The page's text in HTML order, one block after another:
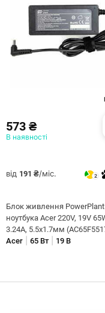
573 ₴
В наявності
від 191 ₴/міс. 2
Блок живлення
ноутбука Acer 220V, 19V
3.24A, 5.5х1.7мм
Acer
65 Вт| 19 В